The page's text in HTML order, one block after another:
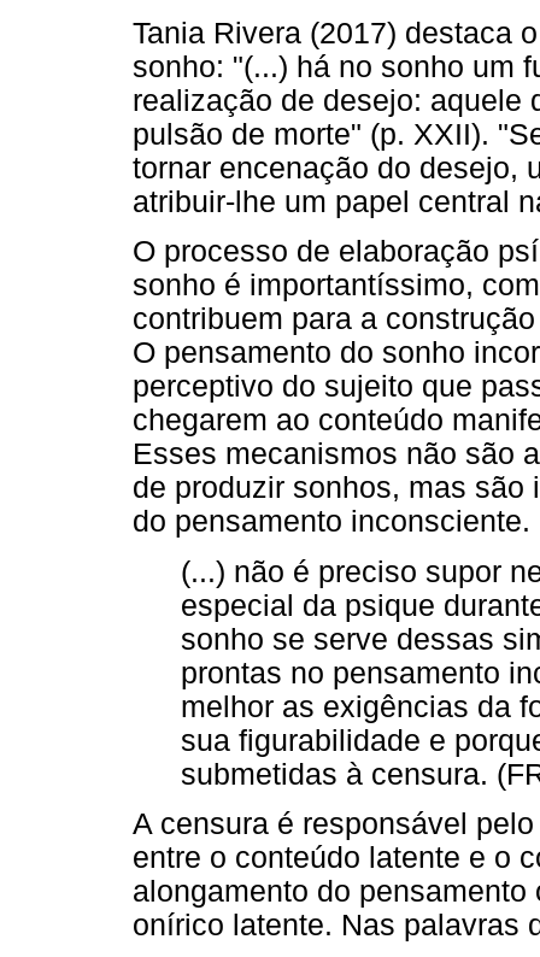
Tania Rivera (2017) destaca
sonho: "(...) há no sonho um
realização de desejo: aquele
pulsão de morte" (p. XXII).
tornar encenação do desejo,
atribuir-lhe um papel central
O processo de elaboração
sonho é importantíssimo,
contribuem para a
O pensamento do sonho
perceptivo do sujeito que
chegarem ao conteúdo
Esses mecanismos não são
de produzir sonhos, mas são
do pensamento
(...) não é preciso supor
especial da psique
sonho se serve dessas
prontas no pensamento
melhor as exigências da
sua figurabilidade e
submetidas à censura.
A censura é responsável
entre o conteúdo latente e o
alongamento do
onírico latente. Nas palavras